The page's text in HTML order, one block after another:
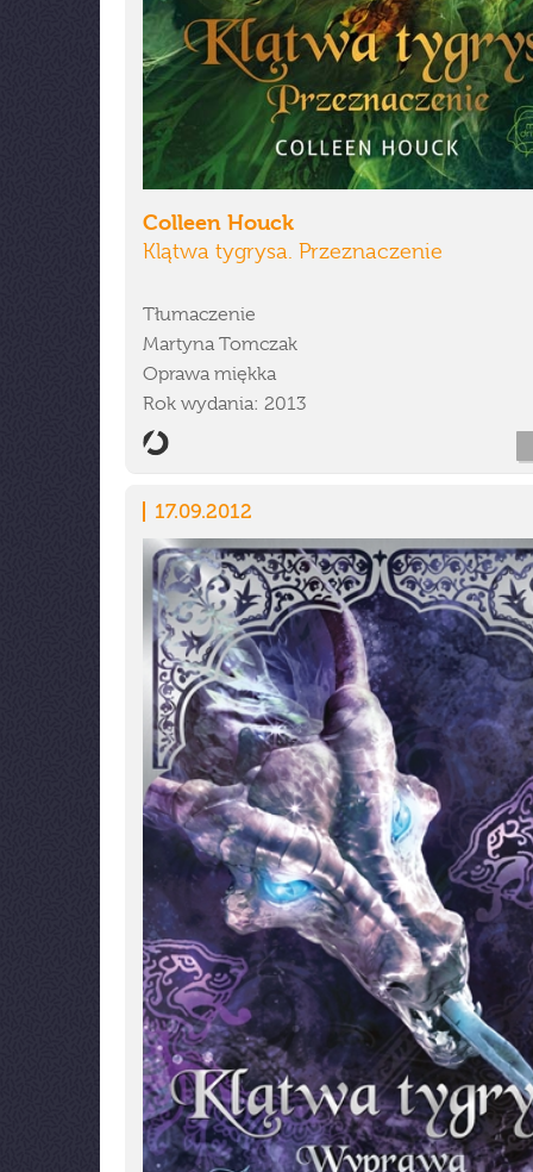
Colleen Houck
Klątwa tygrysa. Przeznaczenie
Tłumaczenie
Martyna Tomczak
Oprawa miękka
Rok wydania: 2013
17.09.2012